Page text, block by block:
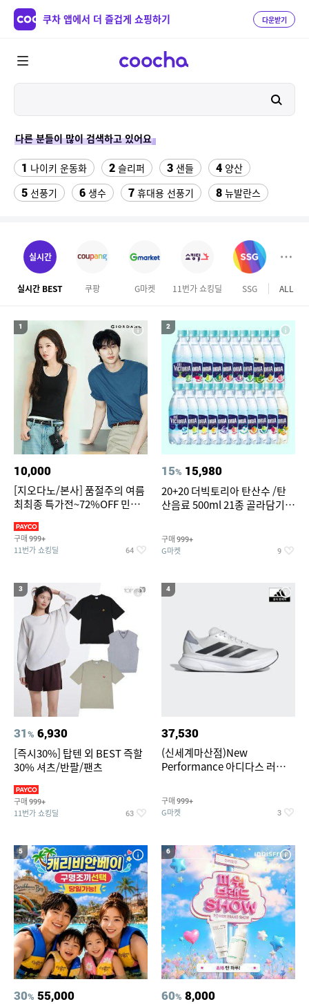
쿠차 앱에서 더 즐겁게 쇼핑하기 다운받기
다른 분들이 많이 검색하고 있어요
1 나이키 운동화 2 슬리퍼 3 샌들 4 양산
5 선풍기 6 생수 7 휴대용 선풍기 8 뉴발란스
12 라인댄스옷 여성실내수영복
15 싼미니인형뽑기기계
17 수향미쌀10kg특등급 18 버거킹
bmw z4 실내등 조던슬링백
ALL
실시간
실시간 BEST 쿠팡 G마켓 11번가 쇼킹딜 SSG 홈앤
1
10,000
[지오다노/본사] 품절주의 여름
최최종 특가전~72%OFF 민소
구매 999+
11번가 쇼킹딜 64
2
15% 15,980
20+20 더빅토리아 탄산수 /탄
산음료 500ml 21종 골라담기
구매 999+
G마켓 9
3
31% 6,930
[즉시30%] 탑텐 외 BEST 즉할
30% 셔츠/반팔/팬츠
구매 999+
11번가 쇼킹딜 63
4
37,530
(신세계마산점)New
Performance 아디다스 러닝화
구매 999+
G마켓 3
5
30% 55,000
6
60% 8,000